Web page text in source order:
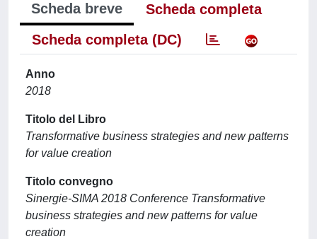
Scheda breve
Scheda completa
Scheda completa (DC)
Anno
2018
Titolo del Libro
Transformative business strategies and new patterns
for value creation
Titolo convegno
Sinergie-SIMA 2018 Conference Transformative
business strategies and new patterns for value
creation